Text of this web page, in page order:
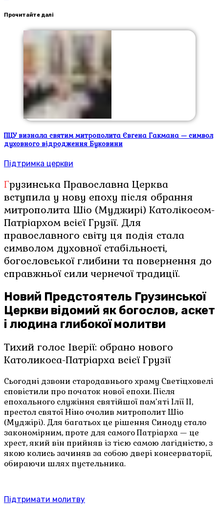
Прочитайте далі
ПЦУ визнала святим митрополита Євгена Гакмана — символ
духовного відродження Буковини
Підтримка церкви
Грузинська Православна Церква
вступила у нову епоху після обрання
митрополита Шіо (Муджирі) Католікосом-
Патріархом всієї Грузії. Для
православного світу ця подія стала
символом духовної стабільності,
богословської глибини та повернення до
справжньої сили чернечої традиції.
Новий Предстоятель Грузинської
Церкви відомий як богослов, аскет
і людина глибокої молитви
Тихий голос Іверії: обрано нового
Католикоса-Патріарха всієї Грузії
Сьогодні дзвони стародавнього храму Светіцховелі
сповістили про початок нової епохи. Після
епохального служіння святійшої пам’яті Ілії II,
престол святої Ніно очолив митрополит Шіо
(Муджірі). Для багатьох це рішення Синоду стало
закономірним, проте для самого Патріарха — це
хрест, який він прийняв із тією самою лагідністю, з
якою колись зачиняв за собою двері консерваторії,
обираючи шлях пустельника.
Підтримати молитву